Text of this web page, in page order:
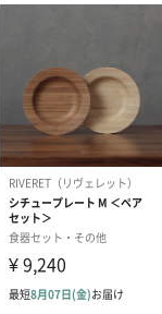
アミュレット
ク）（1,500円
めです。